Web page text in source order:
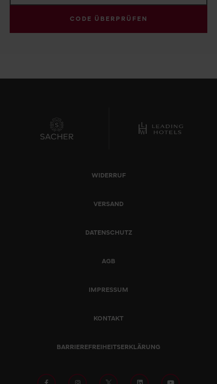
CODE ÜBERPRÜFEN
WIDERRUF
VERSAND
DATENSCHUTZ
AGB
IMPRESSUM
KONTAKT
BARRIEREFREIHEITSERKLÄRUNG